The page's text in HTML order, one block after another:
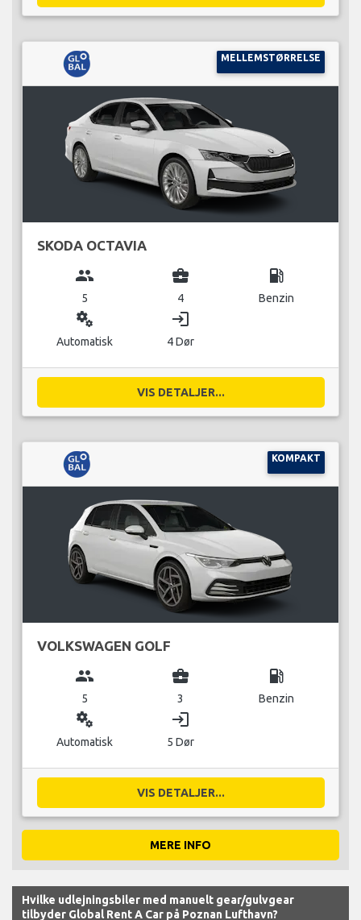
MELLEMSTØRRELSE
SKODA OCTAVIA
group
5
business_center
4
local_gas_station
Benzin
miscellaneous_services
Automatisk
login
4 Dør
VIS DETALJER...
KOMPAKT
VOLKSWAGEN GOLF
group
5
business_center
3
local_gas_station
Benzin
miscellaneous_services
Automatisk
login
5 Dør
VIS DETALJER...
MERE INFO
Hvilke udlejningsbiler med manuelt gear/gulvgear
tilbyder Global Rent A Car på Poznan Lufthavn?